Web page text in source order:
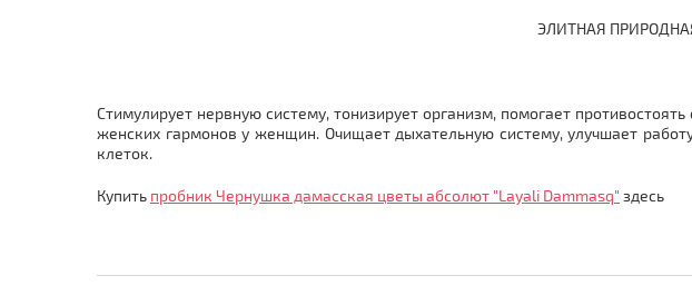
ЭЛИТНАЯ
Стимулирует нервную систему, тонизирует организм, помогает
женских гармонов у женщин. Очищает дыхательную систему, улучшает
клеток.
Купить пробник Чернушка дамасская цветы абсолют "Layali Dammasq" здесь